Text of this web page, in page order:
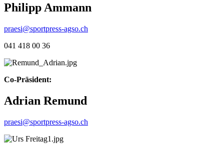
Philipp Ammann
praesi@sportpress-agso.ch
041 418 00 36
Co-Präsident:
Adrian Remund
praesi@sportpress-agso.ch